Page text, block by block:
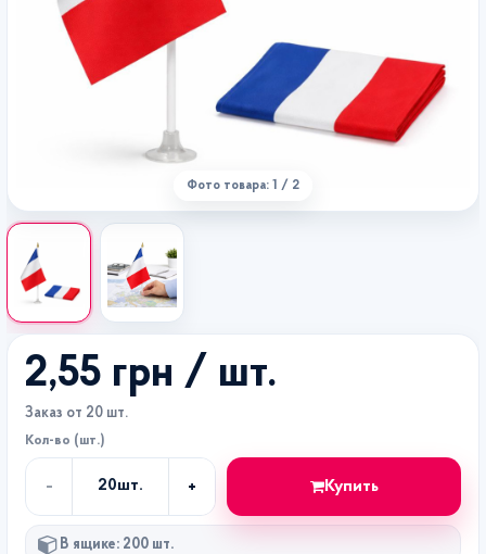
Фото товара: 1 / 2
2,55 грн / шт.
Заказ от 20 шт.
Кол-во (шт.)
-
во
20шт. + Купить
В ящике: 200 шт.